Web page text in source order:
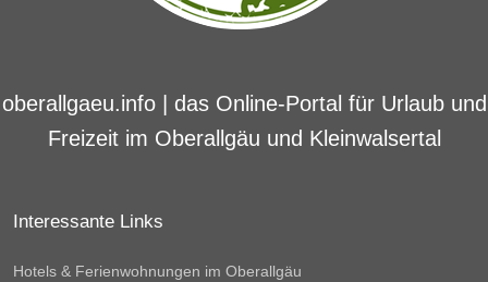
oberallgaeu.info | das Online-Portal für Urlaub und
Freizeit im Oberallgäu und Kleinwalsertal
Interessante Links
Hotels & Ferienwohnungen im Oberallgäu